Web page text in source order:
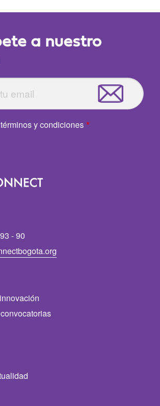
a nuestro
y condiciones
- 90